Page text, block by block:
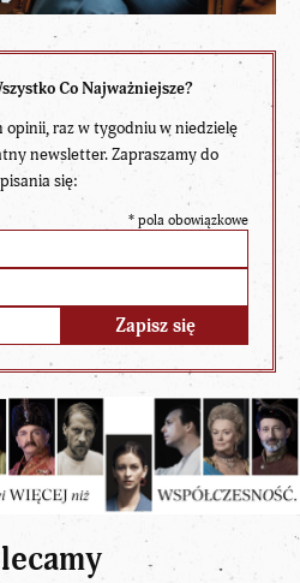
Co Najważniejsze?
raz w tygodniu w niedzielę
newsletter. Zapraszamy do
się:
* pola obowiązkowe